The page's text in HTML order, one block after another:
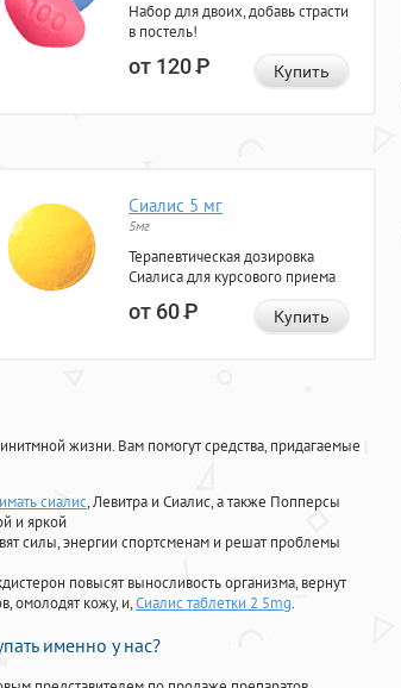
Набор для двоих, добавь страсти
в постель!
от 120Р Купить
Сиалис 5 мг
5мг
Терапевтическая дозировка
Сиалиса для курсового приема
от 60Р Купить
жизни. Вам помогут средства, придагаемые
сиалис, Левитра и Сиалис, а также Попперсы
и яркой
силы, энергии спортсменам и решат проблемы
повысят выносливость организма, вернут
омолодят кожу, и,Сиалис таблетки 2 5mg.
именно у нас?